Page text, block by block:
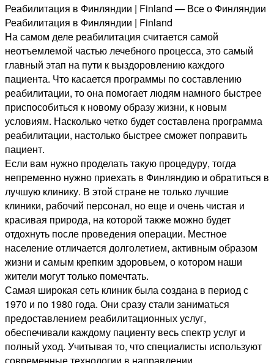
Реабилитация в Финляндии | Finland — Все о Финляндии
Реабилитация в Финляндии | Finland
На самом деле реабилитация считается самой
неотъемлемой частью лечебного процесса, это самый
главный этап на пути к выздоровлению каждого
пациента. Что касается программы по составлению
реабилитации, то она помогает людям намного быстрее
приспособиться к новому образу жизни, к новым
условиям. Насколько четко будет составлена программа
реабилитации, настолько быстрее сможет поправить
пациент.
Если вам нужно проделать такую процедуру, тогда
непременно нужно приехать в Финляндию и обратиться в
лучшую клинику. В этой стране не только лучшие
клиники, рабочий персонал, но еще и очень чистая и
красивая природа, на которой также можно будет
отдохнуть после проведения операции. Местное
население отличается долголетием, активным образом
жизни и самым крепким здоровьем, о котором наши
жители могут только помечтать.
Самая широкая сеть клиник была создана в период с
1970 и по 1980 года. Они сразу стали заниматься
предоставлением реабилитационных услуг,
обеспечивали каждому пациенту весь спектр услуг и
полный уход. Учитывая то, что специалисты используют
современные технологии в направлении